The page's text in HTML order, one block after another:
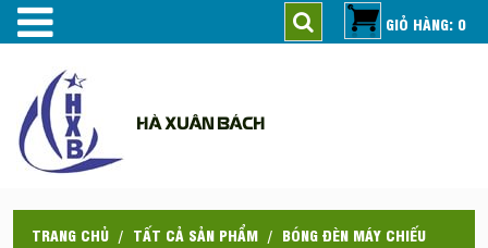
HÀ XUÂN BÁCH
TRANG CHỦ TẤT CẢ SẢN PHẨM BÓNG ĐÈN MÁY CHIẾU
GIỎ HÀNG: 0